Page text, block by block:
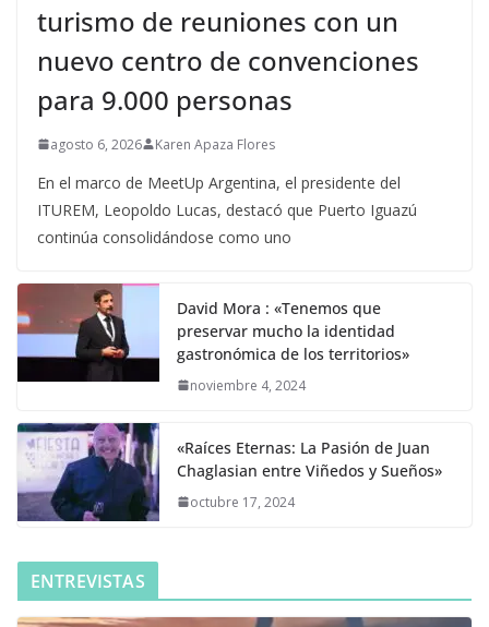
turismo de reuniones con un
nuevo centro de convenciones
para 9.000 personas
agosto 6, 2026 Karen Apaza Flores
En el marco de MeetUp Argentina, el presidente del
ITUREM, Leopoldo Lucas, destacó que Puerto Iguazú
continúa consolidándose como uno
David Mora : «Tenemos que
preservar mucho la identidad
gastronómica de los territorios»
noviembre 4, 2024
«Raíces Eternas: La Pasión de Juan
Chaglasian entre Viñedos y Sueños»
octubre 17, 2024
ENTREVISTAS